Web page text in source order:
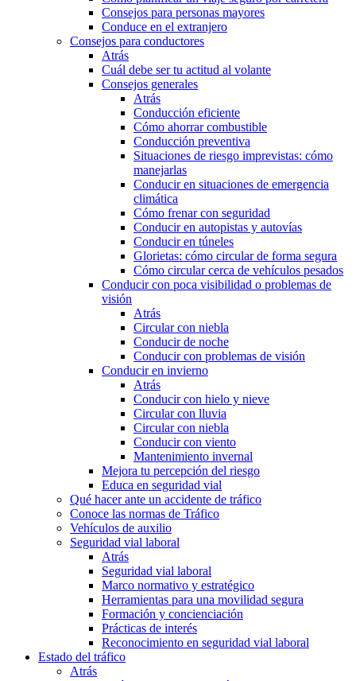
Consejos para personas mayores
Conduce en el extranjero
Consejos para conductores
Atrás
Cuál debe ser tu actitud al volante
Consejos generales
Atrás
Conducción eficiente
Cómo ahorrar combustible
Conducción preventiva
Situaciones de riesgo imprevistas: cómo
manejarlas
Conducir en situaciones de emergencia
climática
Cómo frenar con seguridad
Conducir en autopistas y autovías
Conducir en túneles
Glorietas: cómo circular de forma segura
Cómo circular cerca de vehículos pesados
Conducir con poca visibilidad o problemas de
visión
Atrás
Circular con niebla
Conducir de noche
Conducir con problemas de visión
Conducir en invierno
Atrás
Conducir con hielo y nieve
Circular con lluvia
Circular con niebla
Conducir con viento
Mantenimiento invernal
Mejora tu percepción del riesgo
Educa en seguridad vial
Qué hacer ante un accidente de tráfico
Conoce las normas de Tráfico
Vehículos de auxilio
Seguridad vial laboral
Atrás
Seguridad vial laboral
Marco normativo y estratégico
Herramientas para una movilidad segura
Formación y concienciación
Prácticas de interés
Reconocimiento en seguridad vial laboral
Estado del tráfico
Atrás